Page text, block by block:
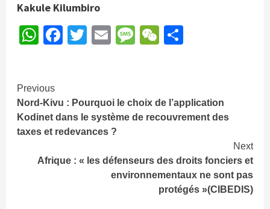
Kakule Kilumbiro
WhatsApp
Facebook
Twitter
EmailMessage
WeChat
Continue
Reading
Previous
Nord-Kivu : Pourquoi le choix de l’application
Kodinet dans le système de recouvrement des
taxes et redevances ?
Next
Afrique : « les défenseurs des droits fonciers et
environnementaux ne sont pas
protégés »(CIBEDIS)